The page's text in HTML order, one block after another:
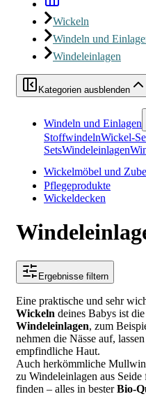
Wickeln
Windeln und
Windeleinlagen
Kategorien ausblenden
Windeln und Einlagen
StoffwindelnWickel-
SetsWindeleinlagen
Wickelmöbel und
Pflegeprodukte
Wickeldecken
Ergebnisse filtern
Eine praktische und sehr
Wickeln deines Babys ist
Windeleinlagen, zum
nehmen die Nässe auf,
empfindliche Haut.
Auch herkömmliche
zu Windeleinlagen aus
finden – alles in besterBio-